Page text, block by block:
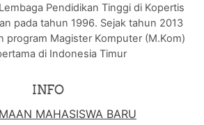
Pendidikan Tinggi di Kopertis
pada tahun 1996. Sejak tahun 2013
program Magister Komputer (M.Kom)
di Indonesia Timur
INFO
MAHASISWA BARU